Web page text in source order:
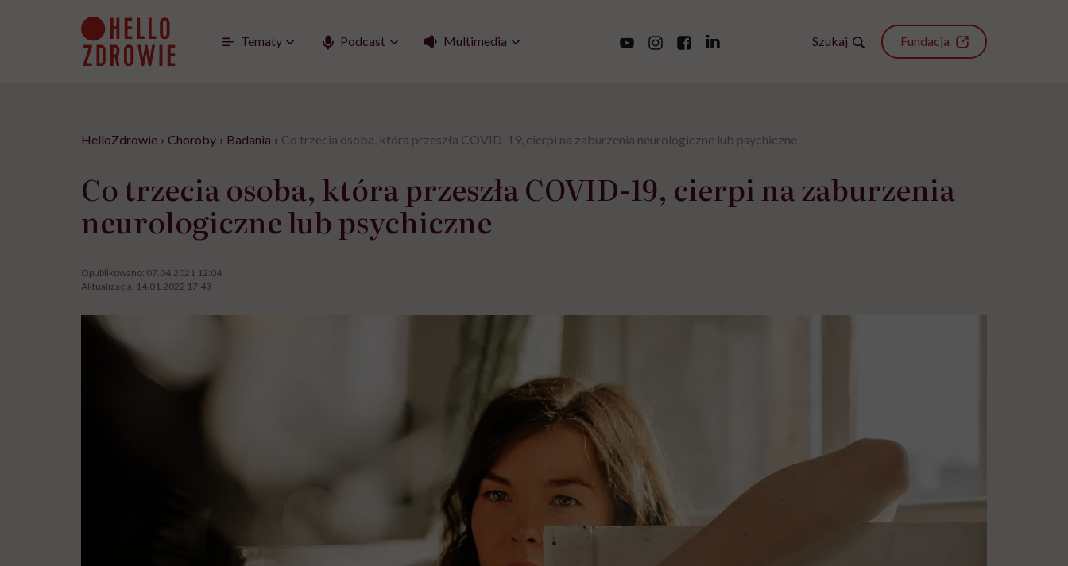
Tematy Podcast Multimedia Szukaj Fundacja
HelloZdrowie › Choroby › Badania › Co trzecia osoba, która przeszła COVID-19, cierpi na zaburzenia neurologiczne lub psychiczne
Co trzecia osoba, która przeszła COVID-19, cierpi na zaburzenia
neurologiczne lub psychiczne
Opublikowano: 07.04.2021 12:04
Aktualizacja: 14.01.2022 17:43